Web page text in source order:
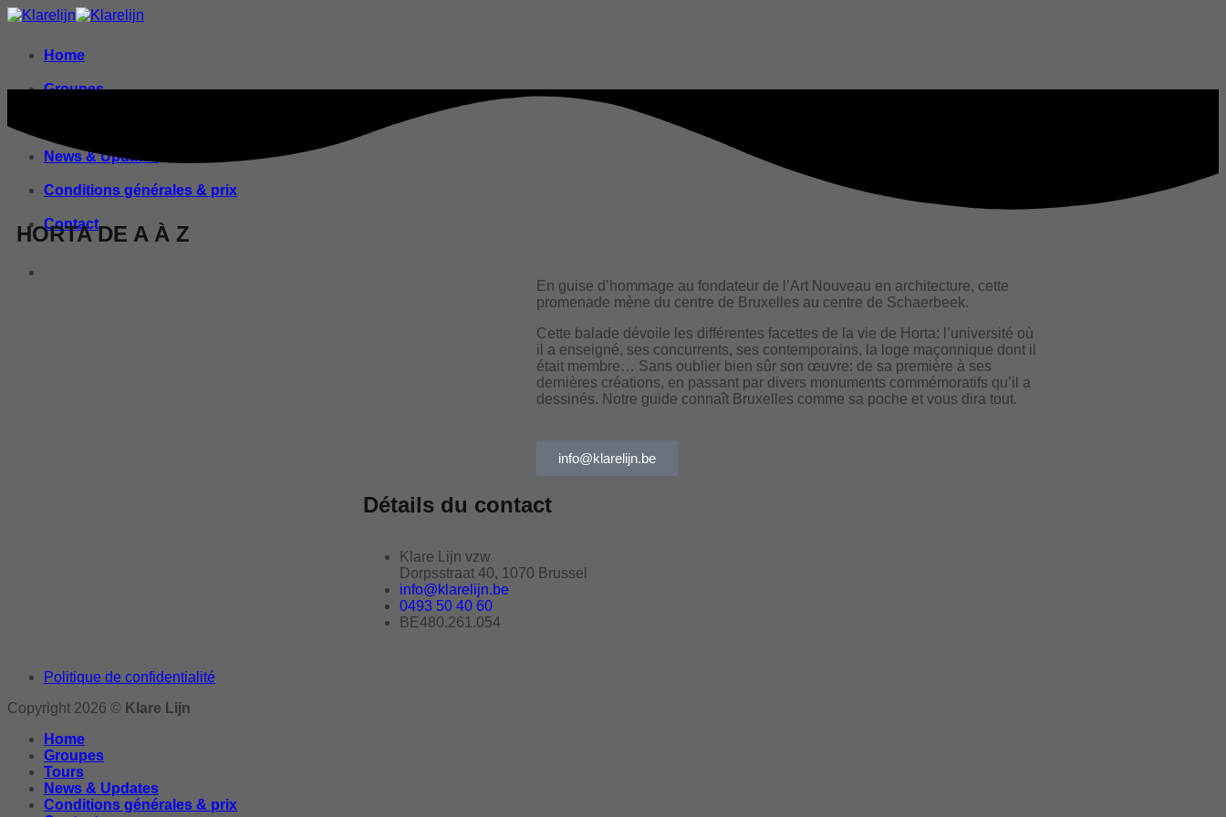
Home
Groupes
News & Updates
Conditions générales & prix
Contact
HORTA DE A À Z
En guise d’hommage au fondateur de l’Art Nouveau en architecture, cette
promenade mène du centre de Bruxelles au centre de Schaerbeek.
Cette balade dévoile les différentes facettes de la vie de Horta: l’université où
il a enseigné, ses concurrents, ses contemporains, la loge maçonnique dont il
était membre… Sans oublier bien sûr son œuvre: de sa première à ses
dernières créations, en passant par divers monuments commémoratifs qu’il a
dessinés. Notre guide connaît Bruxelles comme sa poche et vous dira tout.
info@klarelijn.be
Détails du contact
Klare Lijn vzw
Dorpsstraat 40, 1070 Brussel
info@klarelijn.be
0493 50 40 60
BE480.261.054
Politique de confidentialité
Copyright 2026 © Klare Lijn
Home
Groupes
Tours
News & Updates
Conditions générales & prix